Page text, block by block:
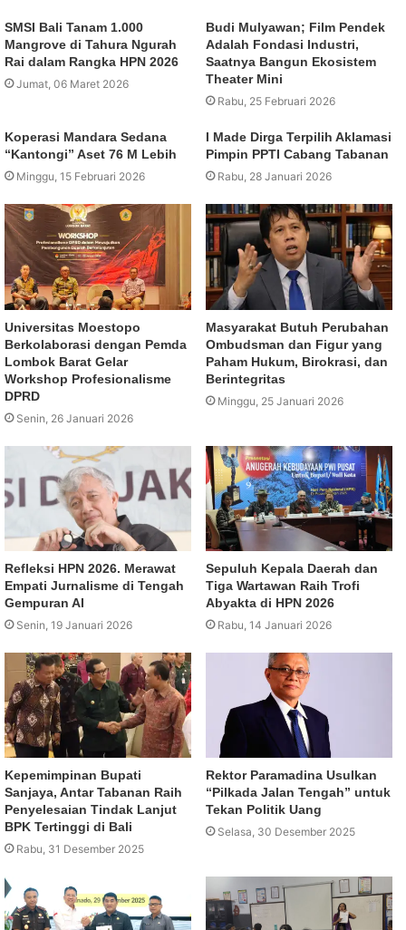
SMSI Bali Tanam 1.000
Mangrove di Tahura Ngurah
Rai dalam Rangka HPN 2026
Jumat, 06 Maret 2026
Budi Mulyawan; Film Pendek
Adalah Fondasi Industri,
Saatnya Bangun Ekosistem
Theater Mini
Rabu, 25 Februari 2026
Koperasi Mandara Sedana
“Kantongi” Aset 76 M Lebih
Minggu, 15 Februari 2026
I Made Dirga Terpilih Aklamasi
Pimpin PPTI Cabang Tabanan
Rabu, 28 Januari 2026
Universitas Moestopo
Berkolaborasi dengan Pemda
Lombok Barat Gelar
Workshop Profesionalisme
DPRD
Senin, 26 Januari 2026
Masyarakat Butuh Perubahan
Ombudsman dan Figur yang
Paham Hukum, Birokrasi, dan
Berintegritas
Minggu, 25 Januari 2026
Refleksi HPN 2026. Merawat
Empati Jurnalisme di Tengah
Gempuran AI
Senin, 19 Januari 2026
Sepuluh Kepala Daerah dan
Tiga Wartawan Raih Trofi
Abyakta di HPN 2026
Rabu, 14 Januari 2026
Kepemimpinan Bupati
Sanjaya, Antar Tabanan Raih
Penyelesaian Tindak Lanjut
BPK Tertinggi di Bali
Rabu, 31 Desember 2025
Rektor Paramadina Usulkan
“Pilkada Jalan Tengah” untuk
Tekan Politik Uang
Selasa, 30 Desember 2025